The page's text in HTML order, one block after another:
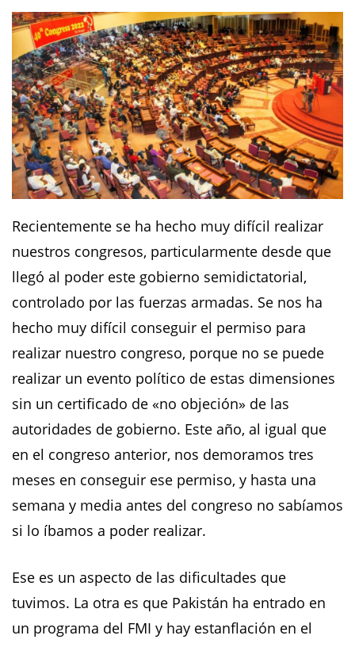
Recientemente se ha hecho muy difícil realizar
nuestros congresos, particularmente desde que
llegó al poder este gobierno semidictatorial,
controlado por las fuerzas armadas. Se nos ha
hecho muy difícil conseguir el permiso para
realizar nuestro congreso, porque no se puede
realizar un evento político de estas dimensiones
sin un certificado de «no objeción» de las
autoridades de gobierno. Este año, al igual que
en el congreso anterior, nos demoramos tres
meses en conseguir ese permiso, y hasta una
semana y media antes del congreso no sabíamos
si lo íbamos a poder realizar.
Ese es un aspecto de las dificultades que
tuvimos. La otra es que Pakistán ha entrado en
un programa del FMI y hay estanflación en el